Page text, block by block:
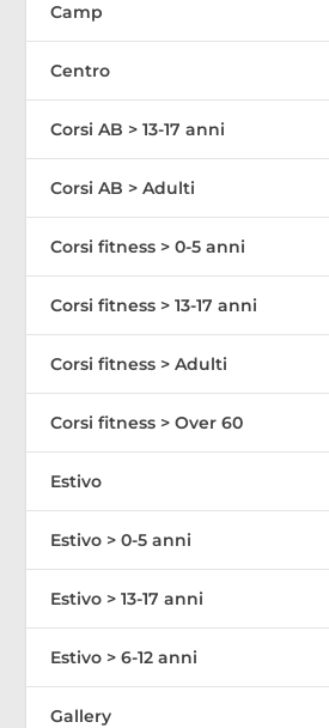
Camp
Centro
Corsi AB > 13-17 anni
Corsi AB > Adulti
Corsi fitness > 0-5 anni
Corsi fitness > 13-17 anni
Corsi fitness > Adulti
Corsi fitness > Over 60
Estivo
Estivo > 0-5 anni
Estivo > 13-17 anni
Estivo > 6-12 anni
Gallery